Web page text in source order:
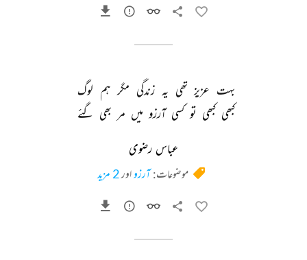
بہت عزیز تھی یہ زندگی مگر ہم لوگ
کبھی کبھی تو کسی آرزو میں مر بھی گئے
عباس رضوی
موضوعات:آرزواور2 مزید